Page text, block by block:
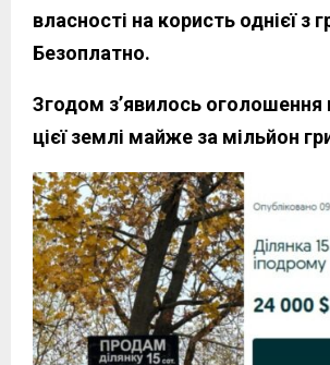
власності на користь однієї з
Безоплатно.
Згодом з’явилось
цієї землі майже за мільйон